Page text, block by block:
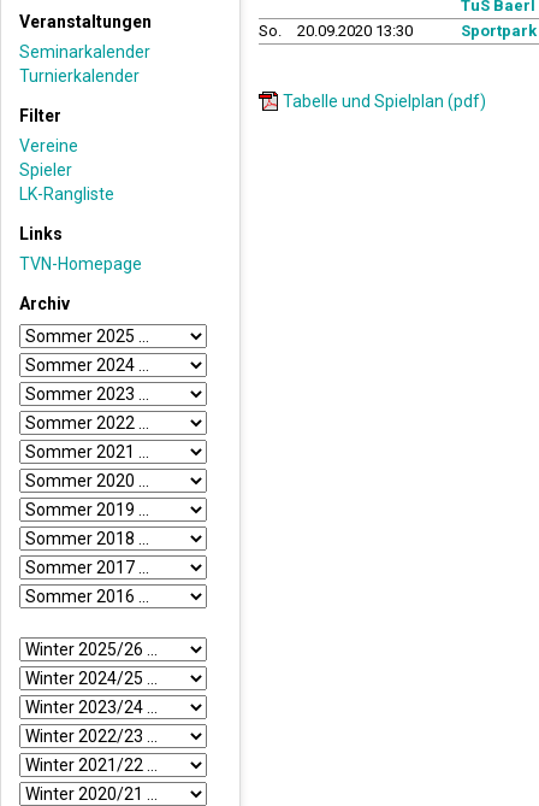
Veranstaltungen
Seminarkalender
Turnierkalender
Filter
Vereine
Spieler
LK-Rangliste
Links
TVN-Homepage
Archiv
TuS Baerl
So.
20.09.2020 13:30
Tabelle und Spielplan (pdf)